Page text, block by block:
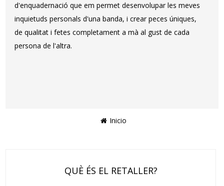
d'enquadernació que em permet desenvolupar les meves
inquietuds personals d'una banda, i crear peces úniques,
de qualitat i fetes completament a mà al gust de cada
persona de l'altra.
Inicio
QUÈ ÉS EL RETALLER?